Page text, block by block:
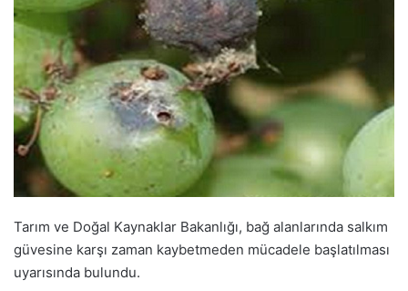
Tarım ve Doğal Kaynaklar Bakanlığı, bağ alanlarında salkım
güvesine karşı zaman kaybetmeden mücadele başlatılması
uyarısında bulundu.